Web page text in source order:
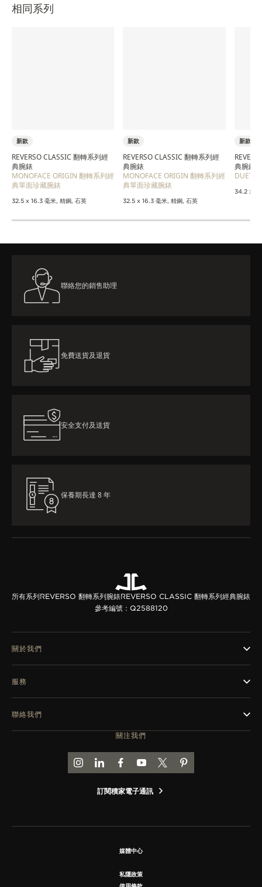
相同系列
新款
REVERSO CLASSIC 翻轉系列經
典腕錶
MONOFACE ORIGIN 翻轉系列經
典單面珍藏腕錶
32.5 x 16.3 毫米, 精鋼, 石英
新款
REVERSO CLASSIC 翻轉系列經
典腕錶
MONOFACE ORIGIN 翻轉系列經
典單面珍藏腕錶
32.5 x 16.3 毫米, 精鋼, 石英
新款
典腕錶
34.2 x 21
聯絡您的銷售助理
免費送貨及退貨
安全支付及送貨
保養期長達 8 年
所有系列REVERSO 翻轉系列腕錶REVERSO CLASSIC 翻轉系列經典腕錶
參考編號：Q2588120
關注我們
前往積家 INSTAGRAM 頁面
前往積家 LINKEDIN 頁面
前往積家 FACEBOOK 頁面
前往積家 YOUTUBE 頁面
前往積家推特頁面
前往積家 PINTEREST
訂閱積家電子通訊
關於我們
服務
聯絡我們
媒體中心
私隱政策